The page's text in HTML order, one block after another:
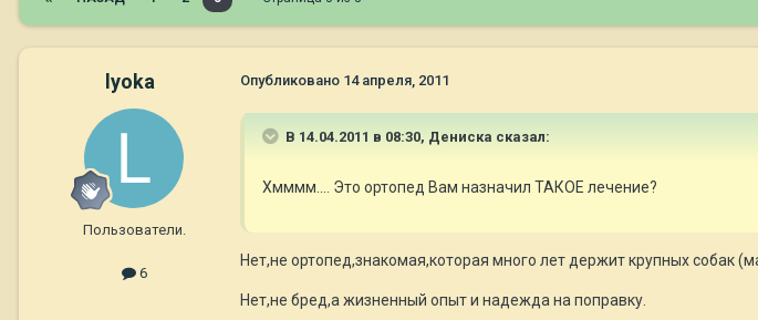
lyoka
Пользователи.
6
Опубликовано 14 апреля, 2011
В 14.04.2011 в 08:30, Дениска сказал:
Хмммм.... Это ортопед Вам назначил ТАКОЕ лечение?
Нет,не ортопед,знакомая,которая много лет держит крупных собак
Нет,не бред,а жизненный опыт и надежда на поправку.